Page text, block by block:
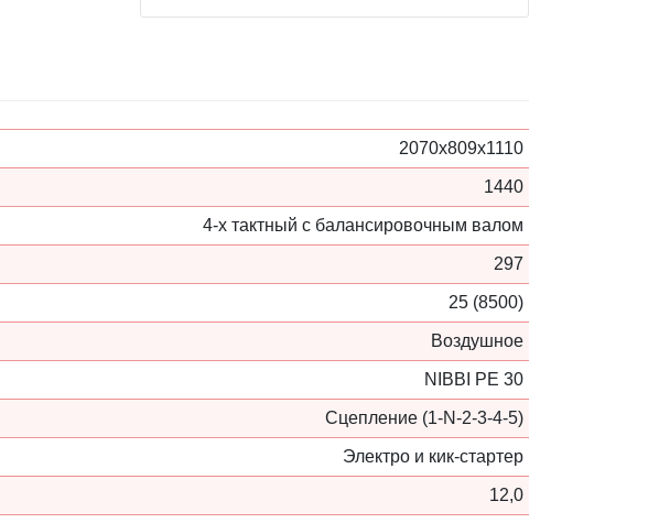
2070х809х1110
1440
4-х тактный с балансировочным валом
297
25 (8500)
Воздушное
NIBBI PE 30
Сцепление (1-N-2-3-4-5)
Электро и кик-стартер
12,0